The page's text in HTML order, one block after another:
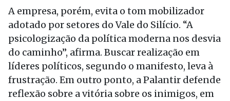
A empresa, porém, evita o tom mobilizador
adotado por setores do Vale do Silício. “A
psicologização da política moderna nos desvia
do caminho”, afirma. Buscar realização em
líderes políticos, segundo o manifesto, leva à
frustração. Em outro ponto, a Palantir defende
reflexão sobre a vitória sobre os inimigos, em